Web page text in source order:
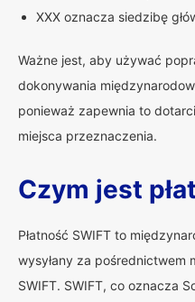
XXX oznacza siedzibę
Ważne jest, aby używać
dokonywania
ponieważ zapewnia to
miejsca przeznaczenia.
Czym jest
Płatność SWIFT to
wysyłany za pośrednictwem
SWIFT. SWIFT, co oznacza